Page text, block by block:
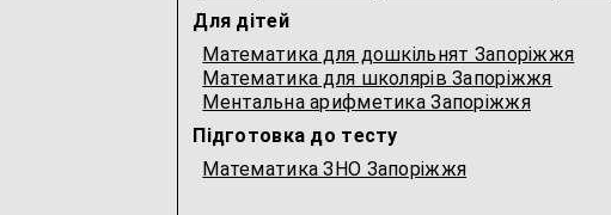
Для дітей
Математика для дошкільнят Запоріжжя
Математика для школярів Запоріжжя
Ментальна арифметика Запоріжжя
Підготовка до тесту
Математика ЗНО Запоріжжя